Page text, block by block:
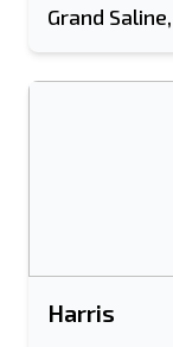
Grand
Harris
Det